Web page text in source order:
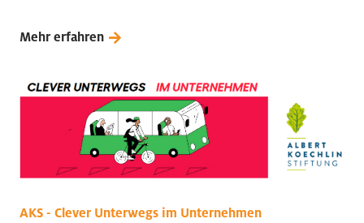
Mehr erfahren
AKS - Clever Unterwegs im Unternehmen